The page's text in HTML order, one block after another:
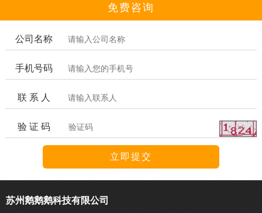
免费咨询
公司名称
手机号码
联 系 人
验 证 码
苏州鹅鹅鹅科技有限公司